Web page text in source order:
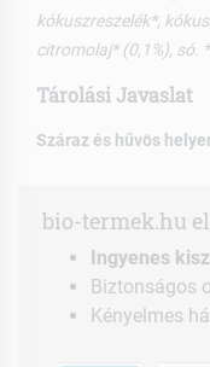
kókuszreszelék*,
citromolaj* (0,1%), só.
Tárolási Javaslat
Száraz és hűvös
bio-termek.hu
Ingyenes
Biztonságos
Kényelmes